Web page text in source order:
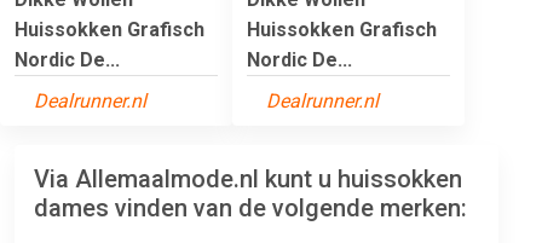
Huissokken Grafisch
Nordic De...
Dealrunner.nl
Huissokken Grafisch
Nordic De...
Dealrunner.nl
Via Allemaalmode.nl kunt u huissokken
dames vinden van de volgende merken: